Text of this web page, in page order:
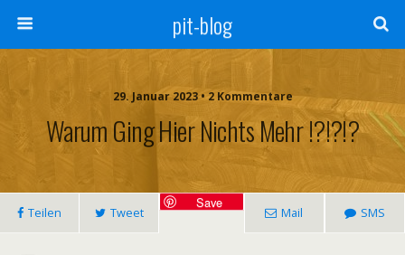
pit-blog
29. Januar 2023 • 2 Kommentare
Warum Ging Hier Nichts Mehr !?!?!?
Teilen Tweet
Save
Mail SMS